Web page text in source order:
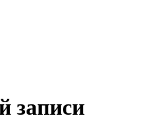
записи